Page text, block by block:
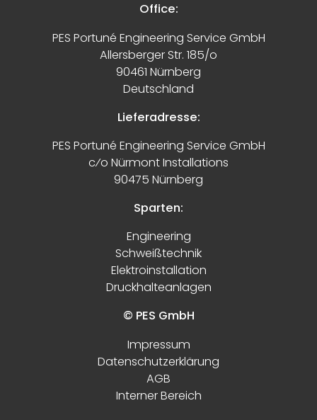
Office:
PES Portuné Engineering Service GmbH
Allersberger Str. 185/o
90461 Nürnberg
Deutschland
Lieferadresse:
PES Portuné Engineering Service GmbH
c⁄o Nürmont Installations
90475 Nürnberg
Sparten:
Engineering
Schweißtechnik
Elektroinstallation
Druckhalteanlagen
© PES GmbH
Impressum
Datenschutzerklärung
AGB
Interner Bereich